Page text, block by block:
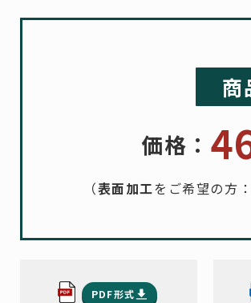
商
価格：
（表面加工をご希望の方
PDF形式